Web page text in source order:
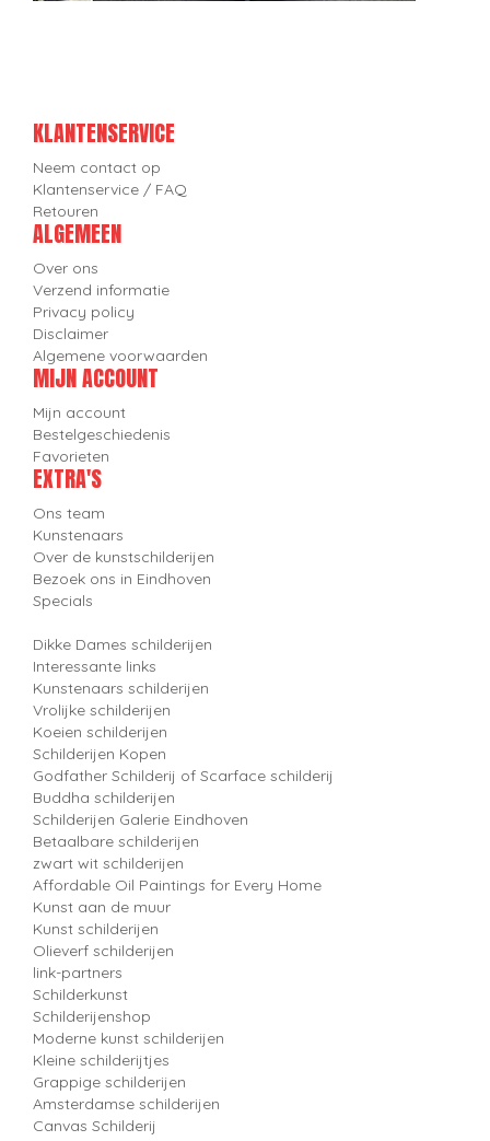
KLANTENSERVICE
Neem contact op
Klantenservice / FAQ
Retouren
ALGEMEEN
Over ons
Verzend informatie
Privacy policy
Disclaimer
Algemene voorwaarden
MIJN ACCOUNT
Mijn account
Bestelgeschiedenis
Favorieten
EXTRA'S
Ons team
Kunstenaars
Over de kunstschilderijen
Bezoek ons in Eindhoven
Specials
Dikke Dames schilderijen
Interessante links
Kunstenaars schilderijen
Vrolijke schilderijen
Koeien schilderijen
Schilderijen Kopen
Godfather Schilderij of Scarface schilderij
Buddha schilderijen
Schilderijen Galerie Eindhoven
Betaalbare schilderijen
zwart wit schilderijen
Affordable Oil Paintings for Every Home
Kunst aan de muur
Kunst schilderijen
Olieverf schilderijen
link-partners
Schilderkunst
Schilderijenshop
Moderne kunst schilderijen
Kleine schilderijtjes
Grappige schilderijen
Amsterdamse schilderijen
Canvas Schilderij